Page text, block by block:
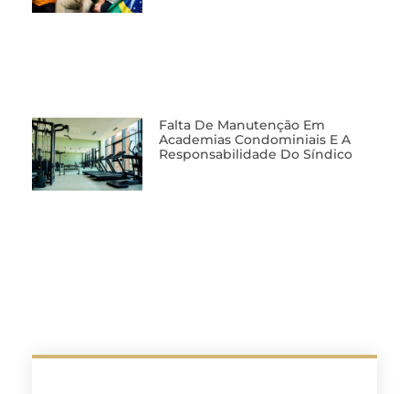
Falta De Manutenção Em
Academias Condominiais E A
Responsabilidade Do Síndico